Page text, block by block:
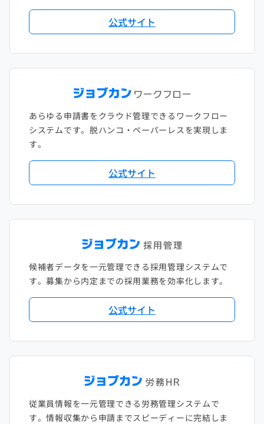
公式サイト
あらゆる申請書をクラウド管理できるワークフロー
システムです。脱ハンコ・ペーパーレスを実現しま
す。
公式サイト
候補者データを一元管理できる採用管理システムで
す。募集から内定までの採用業務を効率化します。
公式サイト
従業員情報を一元管理できる労務管理システムで
す。情報収集から申請までスピーディーに完結しま